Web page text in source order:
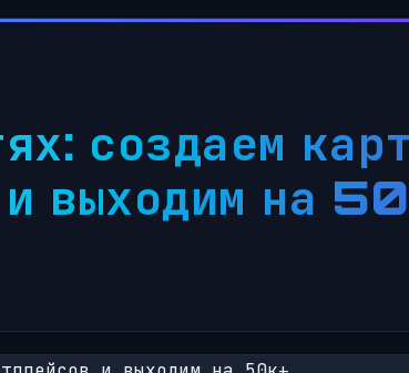
создаем
выходим на